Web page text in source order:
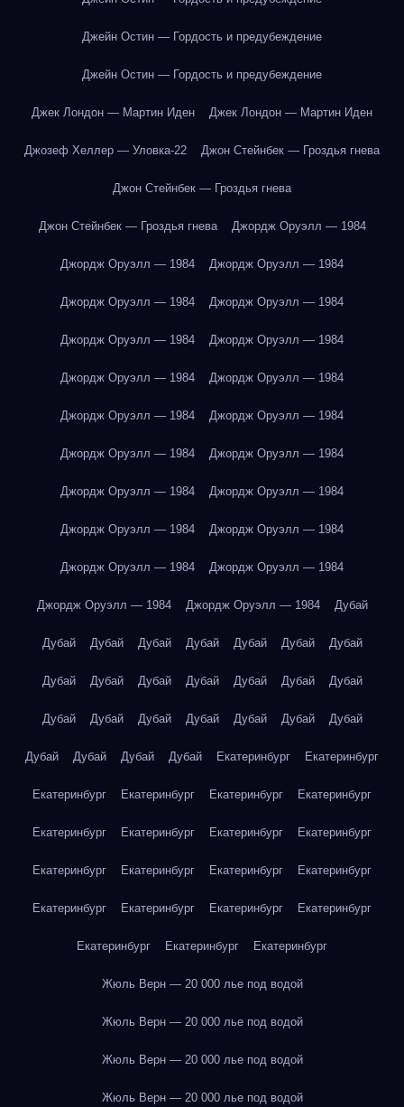
Джейн Остин — Гордость и предубеждение
Джейн Остин — Гордость и предубеждение
Джек Лондон — Мартин Иден Джек Лондон — Мартин Иден
Джозеф Хеллер — Уловка-22 Джон Стейнбек — Гроздья гнева
Джон Стейнбек — Гроздья гнева
Джон Стейнбек — Гроздья гнева Джордж Оруэлл — 1984
Джордж Оруэлл — 1984 Джордж Оруэлл — 1984
Джордж Оруэлл — 1984 Джордж Оруэлл — 1984
Джордж Оруэлл — 1984 Джордж Оруэлл — 1984
Джордж Оруэлл — 1984 Джордж Оруэлл — 1984
Джордж Оруэлл — 1984 Джордж Оруэлл — 1984
Джордж Оруэлл — 1984 Джордж Оруэлл — 1984
Джордж Оруэлл — 1984 Джордж Оруэлл — 1984
Джордж Оруэлл — 1984 Джордж Оруэлл — 1984
Джордж Оруэлл — 1984 Джордж Оруэлл — 1984
Джордж Оруэлл — 1984 Джордж Оруэлл — 1984 Дубай
Дубай Дубай Дубай Дубай Дубай Дубай Дубай
Дубай Дубай Дубай Дубай Дубай Дубай Дубай
Дубай Дубай Дубай Дубай Дубай Дубай Дубай
Дубай Дубай Дубай Дубай Екатеринбург Екатеринбург
Екатеринбург Екатеринбург Екатеринбург Екатеринбург
Екатеринбург Екатеринбург Екатеринбург Екатеринбург
Екатеринбург Екатеринбург Екатеринбург Екатеринбург
Екатеринбург Екатеринбург Екатеринбург Екатеринбург
Екатеринбург Екатеринбург Екатеринбург
Жюль Верн — 20 000 лье под водой
Жюль Верн — 20 000 лье под водой
Жюль Верн — 20 000 лье под водой
Жюль Верн — 20 000 лье под водой